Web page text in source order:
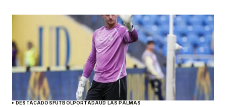
DESTACADOSFÚTBOLPORTADAUD LAS PALMAS